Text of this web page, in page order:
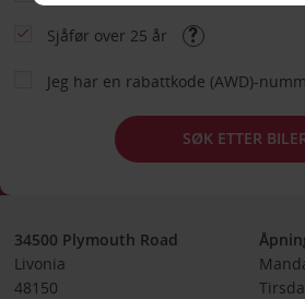
Sjåfør over 25 år
Jeg har en rabattkode (AWD)-
SØK ETTER
34500 Plymouth Road
Livonia
48150